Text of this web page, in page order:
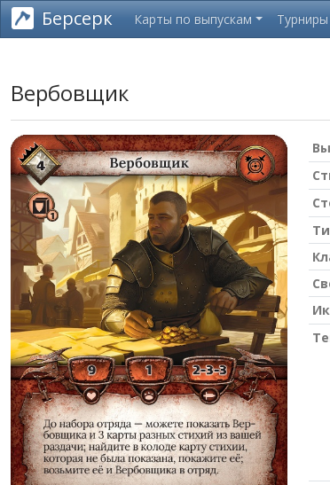
Берсерк Карты по выпускам Турниры
Вербовщик